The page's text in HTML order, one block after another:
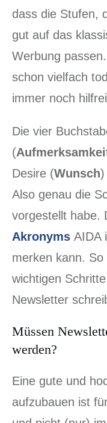
dass die Stufen,
gut auf das
Werbung
schon vielfach
immer noch
Die vier
(
Desire (Wunsch)
Also genau die
vorgestellt habe.
Akronyms AIDA
merken kann.
wichtigen
Newsletter
Müssen
werden?
Eine gute und
aufzubauen ist